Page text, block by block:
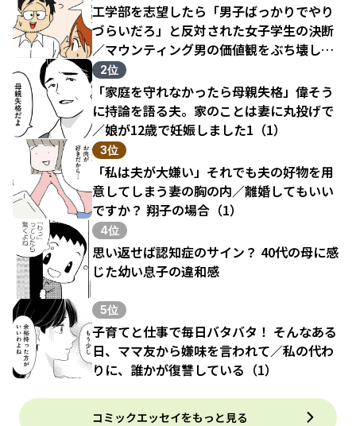
工学部を志望したら「男子ばっかりでやり
づらいだろ」と反対された女子学生の決断
／マウンティング男の価値観をぶち壊した
結果（1）
2位
「家庭を守れなかったら母親失格」偉そう
に持論を語る夫。家のことは妻に丸投げで
／娘が12歳で妊娠しました1（1）
3位
「私は夫が大嫌い」それでも夫の好物を用
意してしまう妻の胸の内／離婚してもいい
ですか？ 翔子の場合（1）
4位
思い返せば認知症のサイン？ 40代の母に感
じた幼い息子の違和感
5位
子育てと仕事で毎日バタバタ！ そんなある
日、ママ友から嫌味を言われて／私の代わ
りに、誰かが復讐している（1）
コミックエッセイをもっと見る